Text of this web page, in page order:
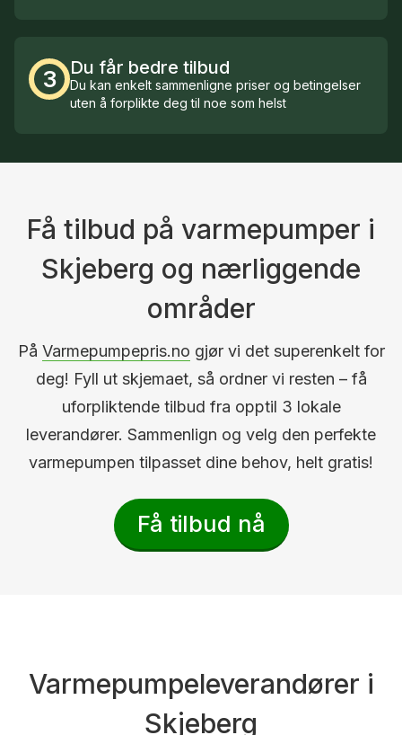
3 Du får bedre tilbud
Du kan enkelt sammenligne priser og betingelser
uten å forplikte deg til noe som helst
Få tilbud på varmepumper i
Skjeberg og nærliggende
områder
På Varmepumpepris.no gjør vi det superenkelt for
deg! Fyll ut skjemaet, så ordner vi resten – få
uforpliktende tilbud fra opptil 3 lokale
leverandører. Sammenlign og velg den perfekte
varmepumpen tilpasset dine behov, helt gratis!
Få tilbud nå
Varmepumpeleverandører i
Skjeberg